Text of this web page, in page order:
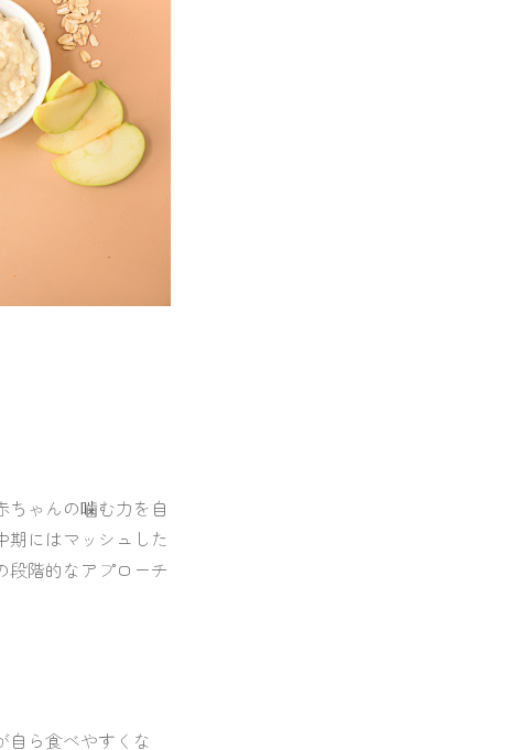
ゃんの噛む力を自
期にはマッシュした
段階的なアプローチ
自ら食べやすくな